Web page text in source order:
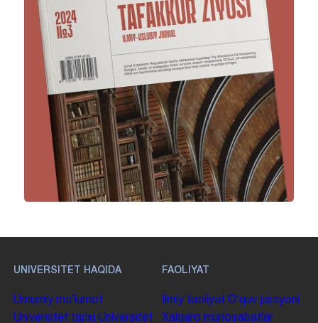
UNIVERSITET HAQIDA
Umumiy maʼlumot
Universitet tarixi Universitet
FAOLIYAT
Ilmiy faoliyat Oʻquv jarayoni
Xalqaro munosabatlar